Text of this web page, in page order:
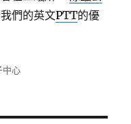
們的英文PTT的優
中心